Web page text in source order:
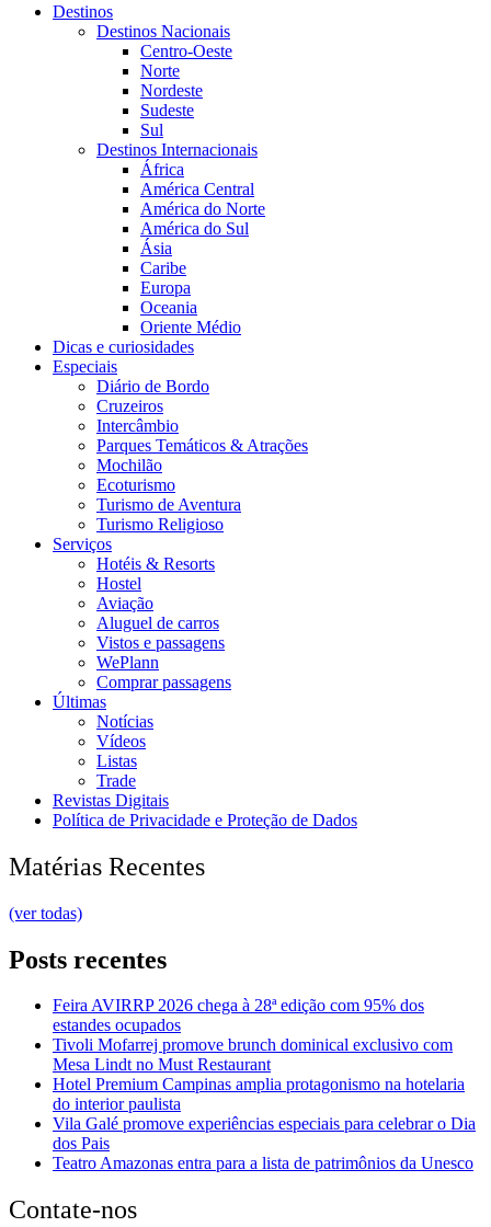
Destinos
Destinos Nacionais
Centro-Oeste
Norte
Nordeste
Sudeste
Sul
Destinos Internacionais
África
América Central
América do Norte
América do Sul
Ásia
Caribe
Europa
Oceania
Oriente Médio
Dicas e curiosidades
Especiais
Diário de Bordo
Cruzeiros
Intercâmbio
Parques Temáticos & Atrações
Mochilão
Ecoturismo
Turismo de Aventura
Turismo Religioso
Serviços
Hotéis & Resorts
Hostel
Aviação
Aluguel de carros
Vistos e passagens
WePlann
Comprar passagens
Últimas
Notícias
Vídeos
Listas
Trade
Revistas Digitais
Política de Privacidade e Proteção de Dados
Matérias Recentes
(ver todas)
Posts recentes
Feira AVIRRP 2026 chega à 28ª edição com 95% dos
estandes ocupados
Tivoli Mofarrej promove brunch dominical exclusivo com
Mesa Lindt no Must Restaurant
Hotel Premium Campinas amplia protagonismo na hotelaria
do interior paulista
Vila Galé promove experiências especiais para celebrar o Dia
dos Pais
Teatro Amazonas entra para a lista de patrimônios da Unesco
Contate-nos